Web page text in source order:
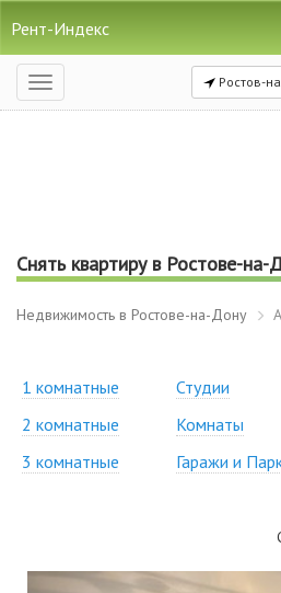
Рент-Индекс
Открыть
навигацию
Ростов-
Снять квартиру в Ростове-
Недвижимость в Ростове-на-Дону
1 комнатные
2 комнатные
3 комнатные
Студии
Комнаты
Гаражи и